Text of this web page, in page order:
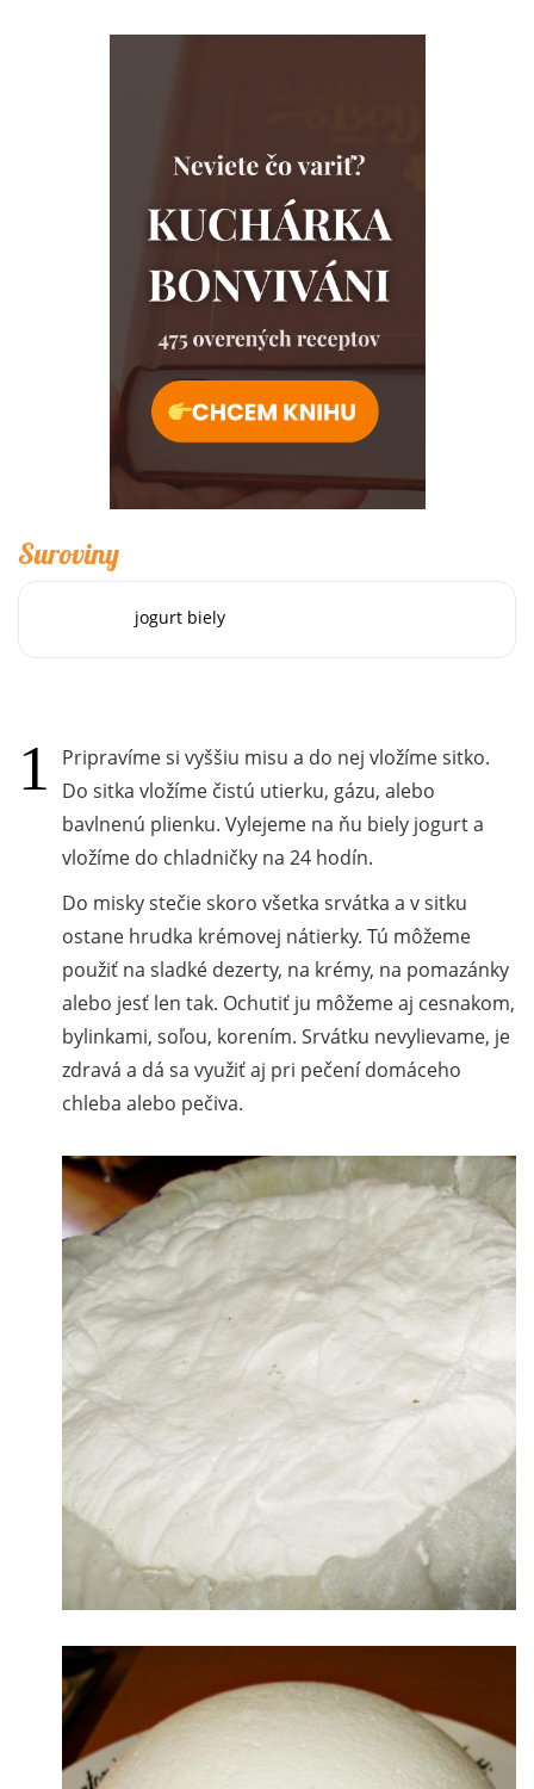
Suroviny
jogurt biely
Pripravíme si vyššiu misu a do nej vložíme sitko.
Do sitka vložíme čistú utierku, gázu, alebo
bavlnenú plienku. Vylejeme na ňu biely jogurt a
vložíme do chladničky na 24 hodín.
Do misky stečie skoro všetka srvátka a v sitku
ostane hrudka krémovej nátierky. Tú môžeme
použiť na sladké dezerty, na krémy, na pomazánky
alebo jesť len tak. Ochutiť ju môžeme aj cesnakom,
bylinkami, soľou, korením. Srvátku nevylievame, je
zdravá a dá sa využiť aj pri pečení domáceho
chleba alebo pečiva.